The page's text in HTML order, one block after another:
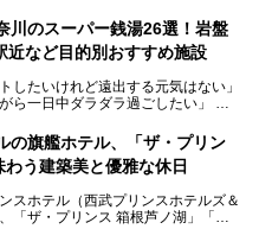
ブ）”を体験できます。
施設に一足先にお邪魔し、その全貌
ました！
桜、魚たちが泳ぐ水風呂、そしてバ
憩スペース…。驚きの連続だった館
す！
川のスーパー銭湯26選！岩盤
近など目的別おすすめ施設
したいけれど遠出する元気はない」
ら一日中ダラダラ過ごしたい」
という願いを叶えてくれるのが、神
岩盤浴、一日中遊べるエンタメ施設
るスーパー銭湯が数多く揃っていま
の旗艦ホテル、「ザ・プリン
う建築美と優雅な休日
スホテル（西武プリンスホテルズ＆
「ザ・プリンス 箱根芦ノ湖」「芦